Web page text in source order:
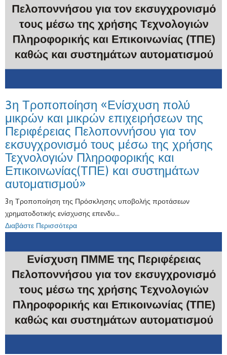
3η Τροποποίηση «Ενίσχυση πολύ
μικρών και μικρών επιχειρήσεων της
Περιφέρειας Πελοποννήσου για τον
εκσυγχρονισμό τους μέσω της χρήσης
Τεχνολογιών Πληροφορικής και
Επικοινωνίας(ΤΠΕ) και συστημάτων
αυτοματισμού»
3η Τροποποίηση της Πρόσκλησης υποβολής προτάσεων
χρηματοδοτικής ενίσχυσης επενδυ...
Διαβάστε Περισσότερα